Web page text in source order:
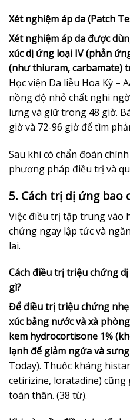
Xét nghiệm áp da (Patch
Xét nghiệm áp da được
xúc dị ứng loại IV (phản
(như thiuram, carbamate)
Học viện Da liễu Hoa Kỳ –
nồng độ nhỏ chất nghi
lưng và giữ trong 48 giờ.
giờ và 72-96 giờ để tìm
Sau khi có chẩn đoán
phương pháp điều trị và
5. Cách trị dị ứng bao
Việc điều trị tập trung vào
chứng ngay lập tức và
lai.
Cách điều trị triệu chứng
gì?
Để điều trị triệu chứng
xúc bằng nước và xà
kem hydrocortisone 1%
lạnh để giảm ngứa và sưng
Today). Thuốc kháng
cetirizine, loratadine) cũng
toàn thân. (38 từ).